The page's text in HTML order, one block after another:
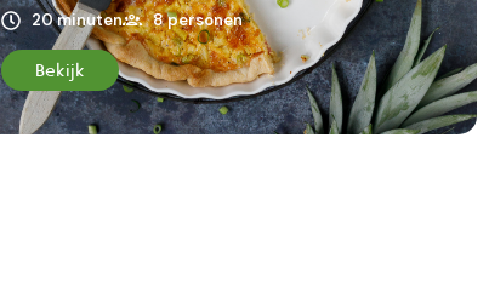
20 minuten 8 personen
Bekijk